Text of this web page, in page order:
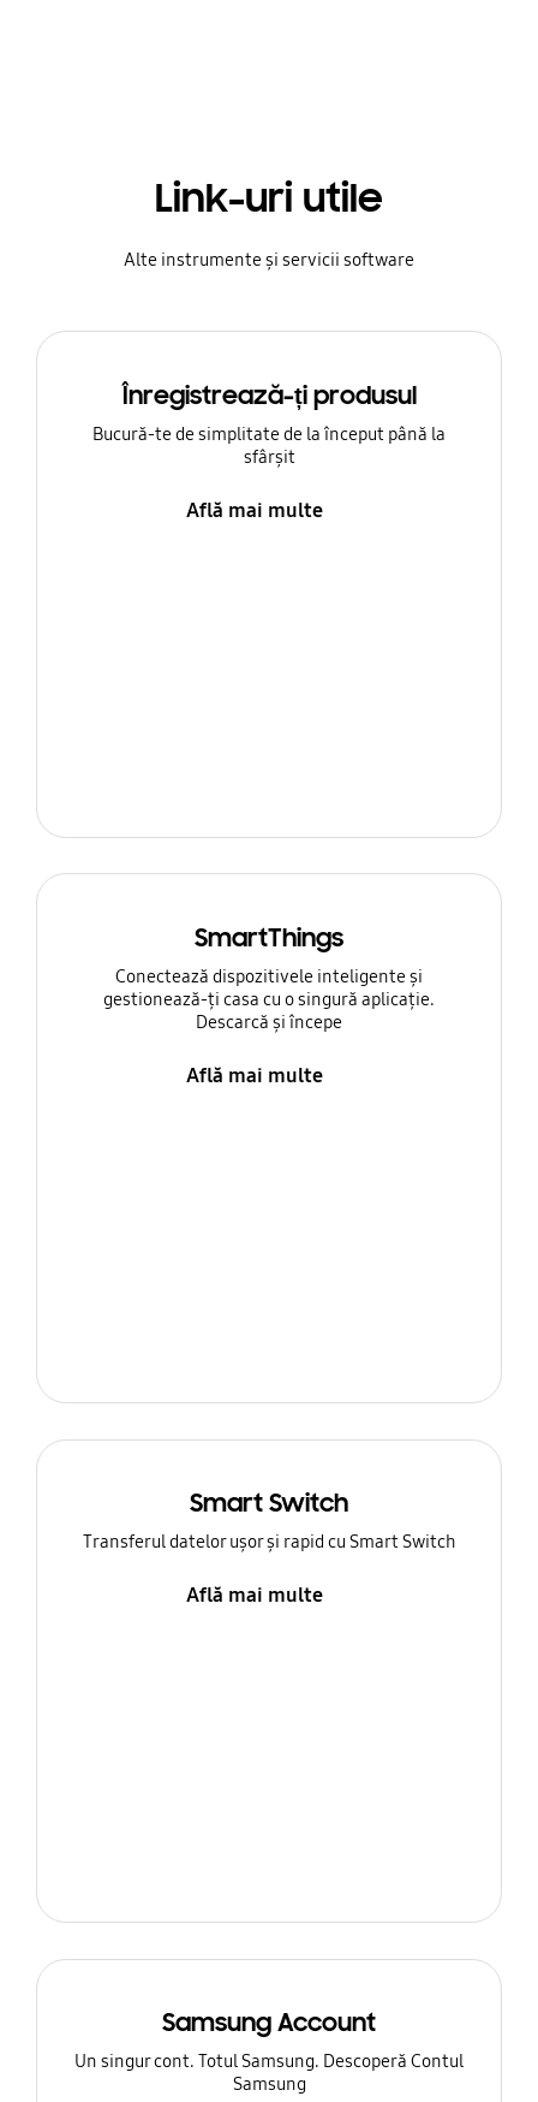
Link-uri utile
Alte instrumente și servicii software
Înregistrează-ți produsul
Bucură-te de simplitate de la început până la
sfârșit
Află mai multe
SmartThings
Conectează dispozitivele inteligente și
gestionează-ți casa cu o singură aplicație.
Descarcă și începe
Află mai multe
Smart Switch
Transferul datelor ușor și rapid cu Smart Switch
Află mai multe
Samsung Account
Un singur cont. Totul Samsung. Descoperă Contul
Samsung